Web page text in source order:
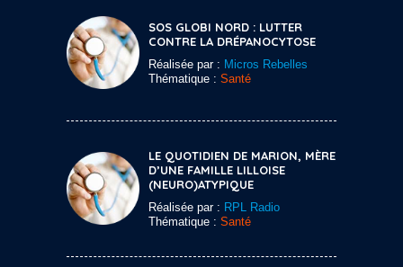
SOS GLOBI NORD : LUTTER
CONTRE LA DRÉPANOCYTOSE
Réalisée par : Micros Rebelles
Thématique : Santé
LE QUOTIDIEN DE MARION, MÈRE
D’UNE FAMILLE LILLOISE
(NEURO)ATYPIQUE
Réalisée par : RPL Radio
Thématique : Santé